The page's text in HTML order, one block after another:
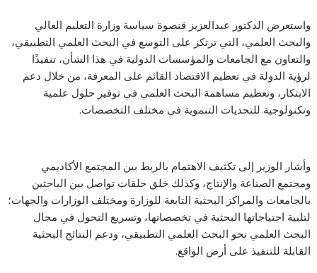
واستعرض الدكتور عبدالعزيز قنصوة سياسة وزارة التعليم العالي
والبحث العلمي، التي ترتكز على التوسع في البحث العلمي التطبيقي،
والتعاون مع الجامعات والمؤسسات الدولية في هذا الشأن، تنفيذًا
لرؤية الدولة في تعظيم الاقتصاد القائم على المعرفة، من خلال دعم
الابتكار، وتعظيم مساهمة البحث العلمي في توفير حلول علمية
وتكنولوجية للتحديات التنموية في مختلف التخصصات.
وأشار الوزير إلى تكثيف الاهتمام بالربط بين المجتمع الأكاديمي
ومجتمع الصناعة والإنتاج، وكذلك خلق حلقات تواصل بين الباحثين
بالجامعات والمراكز البحثية التابعة للوزارة ومختلف الوزارات والجهات؛
لتلبية احتياجاتها البحثية في تخصصاتها، وتسريع التحول في مجال
البحث العلمي نحو البحث العلمي التطبيقي، ودعم النتائج البحثية
القابلة للتنفيذ على أرض الواقع.